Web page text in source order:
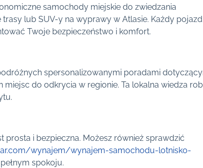
samochody miejskie do zwiedzania
lub SUV-y na wyprawy w Atlasie. Każdy pojazd
Twoje bezpieczeństwo i komfort.
spersonalizowanymi poradami
do odkrycia w regionie. Ta lokalna wiedza
prosta i bezpieczna. Możesz również sprawdzić
wynajem/wynajem-samochodu-lotnisko-
spokoju.